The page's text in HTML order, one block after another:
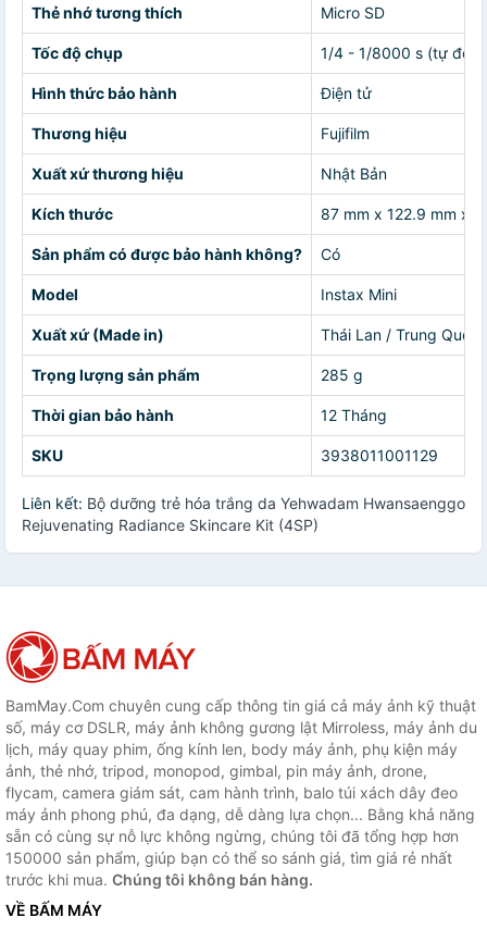
Thẻ nhớ tương thích Micro SD
Tốc độ chụp 1/4 - 1/8000 s (tự
Hình thức bảo hành Điện tử
Thương hiệu Fujifilm
Xuất xứ thương hiệu Nhật Bản
Kích thước 87 mm x 122.9 mm x
Sản phẩm có được bảo hành không? Có
Model Instax Mini
Xuất xứ (Made in) Thái Lan / Trung Quốc
Trọng lượng sản phẩm 285 g
Thời gian bảo hành 12 Tháng
SKU 3938011001129
Liên kết: Bộ dưỡng trẻ hóa trắng da Yehwadam Hwansaenggo
Rejuvenating Radiance Skincare Kit (4SP)
BamMay.Com chuyên cung cấp thông tin giá cả máy ảnh kỹ thuật
số, máy cơ DSLR, máy ảnh không gương lật Mirroless, máy ảnh du
lịch, máy quay phim, ống kính len, body máy ảnh, phụ kiện máy
ảnh, thẻ nhớ, tripod, monopod, gimbal, pin máy ảnh, drone,
flycam, camera giám sát, cam hành trình, balo túi xách dây đeo
máy ảnh phong phú, đa dạng, dễ dàng lựa chọn... Bằng khả năng
sẵn có cùng sự nỗ lực không ngừng, chúng tôi đã tổng hợp hơn
150000 sản phẩm, giúp bạn có thể so sánh giá, tìm giá rẻ nhất
trước khi mua. Chúng tôi không bán hàng.
VỀ BẤM MÁY